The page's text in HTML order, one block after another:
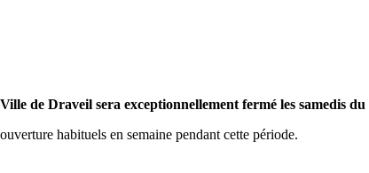
de Draveil sera exceptionnellement fermé les samedis
habituels en semaine pendant cette période.